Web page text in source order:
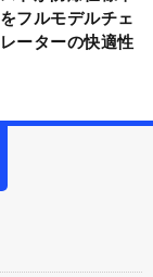
フルモデルチェ
ーターの快適性